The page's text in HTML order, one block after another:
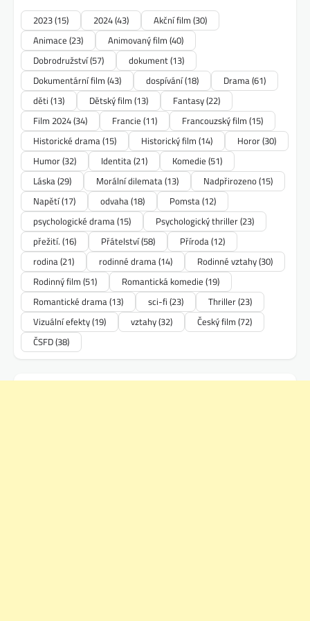
2023(15) 2024(43) Akční film (30)
Animace (23) Animovaný film (40)
Dobrodružství(57) dokument(13)
Dokumentární film (43) dospívání(18) Drama(61)
děti (13) Dětský film (13) Fantasy(22)
Film 2024(34) Francie (11) Francouzský film (15)
Historické drama(15) Historický film (14) Horor(30)
Humor(32) Identita(21) Komedie (51)
Láska(29) Morální dilemata(13) Nadpřirozeno(15)
Napětí(17) odvaha(18) Pomsta(12)
psychologické drama(15) Psychologický thriller(23)
přežití. (16) Přátelství(58) Příroda(12)
rodina(21) rodinné drama(14) Rodinné vztahy(30)
Rodinný film (51) Romantická komedie (19)
Romantické drama(13) sci-fi (23) Thriller(23)
Vizuální efekty(19) vztahy(32) Český film (72)
ČSFD(38)